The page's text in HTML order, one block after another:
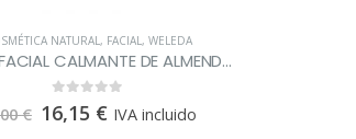
NATURAL, FACIAL, WELEDA
ACEITE FACIAL CALMANTE DE ALMENDRA
0out of 5
€ 16,15 € IVA incluido